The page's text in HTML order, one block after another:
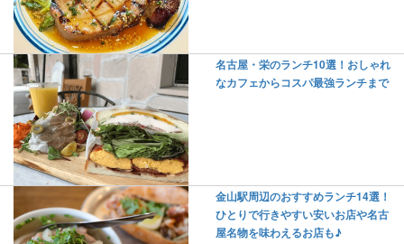
名古屋・栄のランチ10選！おしゃれ
なカフェからコスパ最強ランチまで
金山駅周辺のおすすめランチ14選！
ひとりで行きやすい安いお店や名古
屋名物を味わえるお店も♪